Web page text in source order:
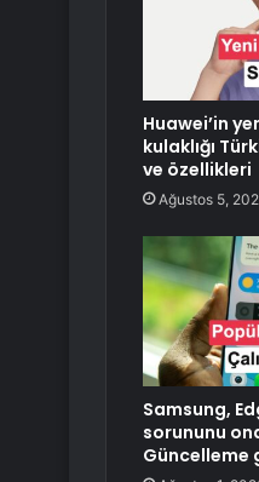
Huawei’in
kulaklığı
ve özellikleri
Ağustos 5,
Samsung,
sorununu
Güncelleme